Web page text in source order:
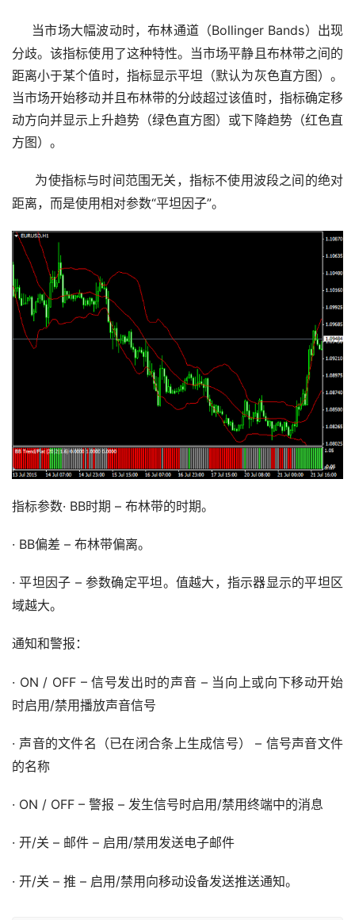
当市场大幅波动时，布林通道（Bollinger Bands）出现
分歧。该指标使用了这种特性。当市场平静且布林带之间的
距离小于某个值时，指标显示平坦（默认为灰色直方图）。
当市场开始移动并且布林带的分歧超过该值时，指标确定移
动方向并显示上升趋势（绿色直方图）或下降趋势（红色直
方图）。
为使指标与时间范围无关，指标不使用波段之间的绝对
距离，而是使用相对参数“平坦因子”。
指标参数· BB时期 – 布林带的时期。
· BB偏差 – 布林带偏离。
·平坦因子 – 参数确定平坦。值越大，指示器显示的平坦区
域越大。
通知和警报：
· ON / OFF – 信号发出时的声音 – 当向上或向下移动开始
时启用/禁用播放声音信号
· 声音的文件名（已在闭合条上生成信号）
– 信号声音文件
的名称
· ON / OFF – 警报 – 发生信号时启用/禁用终端中的消息
· 开/关 – 邮件 – 启用/禁用发送电子邮件
· 开/关 – 推 – 启用/禁用向移动设备发送推送通知。